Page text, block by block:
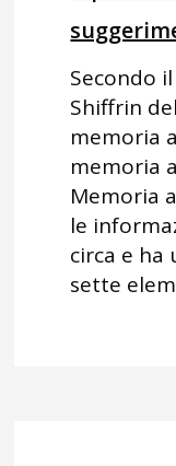
Secondo
Shiffrin
memoria
memoria
Memoria
le
circa e ha
sette